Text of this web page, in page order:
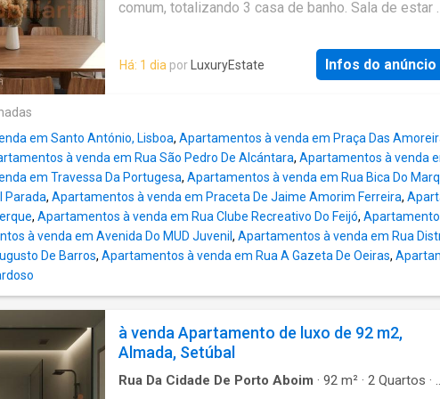
condicionado nas principais divisões e madeiras
lacadas. Todas as divisões dispõem de varanda,
privados. Tem uma ótima localização, pois
se a poucos minutos
comum, totalizando 3 casa de banho. Sala de estar
eletrodomésticos da marca BOSH. todas as
divisões dispõem de varanda. Está inserido num
oferecendo um estilo de vida exclusivo a quem
valoriza bem-estar e sustentabilidade. Representa
uma oportunidade única para quem procura um
apartamento muito confortável e com um design
sofisticado e elegante. Acabamentos de alta
qualidade. O conforto é garantido com vidros
térmicos, caixilharia com rotura térmica, ar
lacadas. Todas as divisões dispõem de varanda,
condomínio dispõe de sala de jogos e ginásio
privados. Tem uma ótima localização, pois encontra-
se a poucos minutos de tran
Há: 1 dia por LuxuryEstate Infos do anúncio
em Santo António, Lisboa, Apartamentos à venda em Praça Das
à venda em Rua São Pedro De Alcántara, Apartamentos à venda
em Travessa Da Portugesa, Apartamentos à venda em Rua Bica Do
Parada, Apartamentos à venda em Praceta De Jaime Amorim Ferreira,
, Apartamentos à venda em Rua Clube Recreativo Do Feijó,
à venda em Avenida Do MUD Juvenil , Apartamentos à venda em Rua
De Barros, Apartamentos à venda em Rua A Gazeta De Oeiras,
à venda Apartamento de luxo de 92 m2,
Almada, Setúbal
Rua Da Cidade De Porto Aboim · 92 m² · 2 Quartos ·